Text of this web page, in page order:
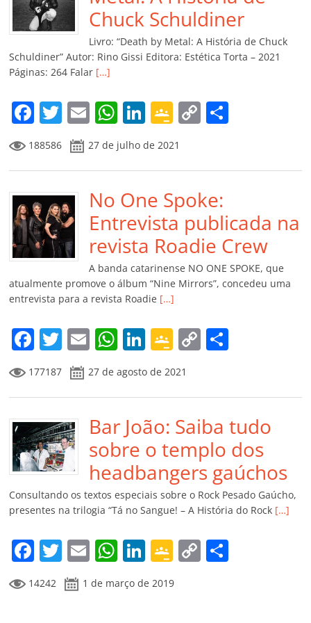
o
k
p a
ss
ro
m
k h
ar
Chuck Schuldiner
Livro: “Death by Metal: A História de Chuck
Schuldiner” Autor: Rino Gissi Editora: Estética Torta – 2021
Páginas: 264 Falar […]
F
a
c
e
b
o
o
k
T
w
itt
er
E
m
ai
l
W
h
at
s
A
p
p
Li
n
k
e
dI
n
G
o
o
gl
e
Cl
a
ss
ro
o
m
C
y
Li
n
k
p
til
h
ar
188586 27 de julho de 2021
No One Spoke:
Entrevista publicada na
revista Roadie Crew
A banda catarinense NO ONE SPOKE, que
atualmente promove o álbum “Nine Mirrors”, concedeu uma
entrevista para a revista Roadie […]
F
a
c
e
b
o
o
k
T
w
itt
er
E
m
ai
l
W
at
s
A
p
p
Li
n
k
e
dI
n
G
o
o
gl
e
Cl
a
ss
ro
o
m
C
y
Li
n
k
p
ar
til
h
ar
177187 27 de agosto de 2021
Bar João: Saiba tudo
sobre o templo dos
headbangers gaúchos
Consultando os textos especiais sobre o Rock Pesado Gaúcho,
presentes na trilogia “Tá no Sangue! – A História do Rock […]
F
a
c
T
w
itt
E
m
ai
W
at
Li
n
k
G
o
o
C
14242 1 de março de 2019